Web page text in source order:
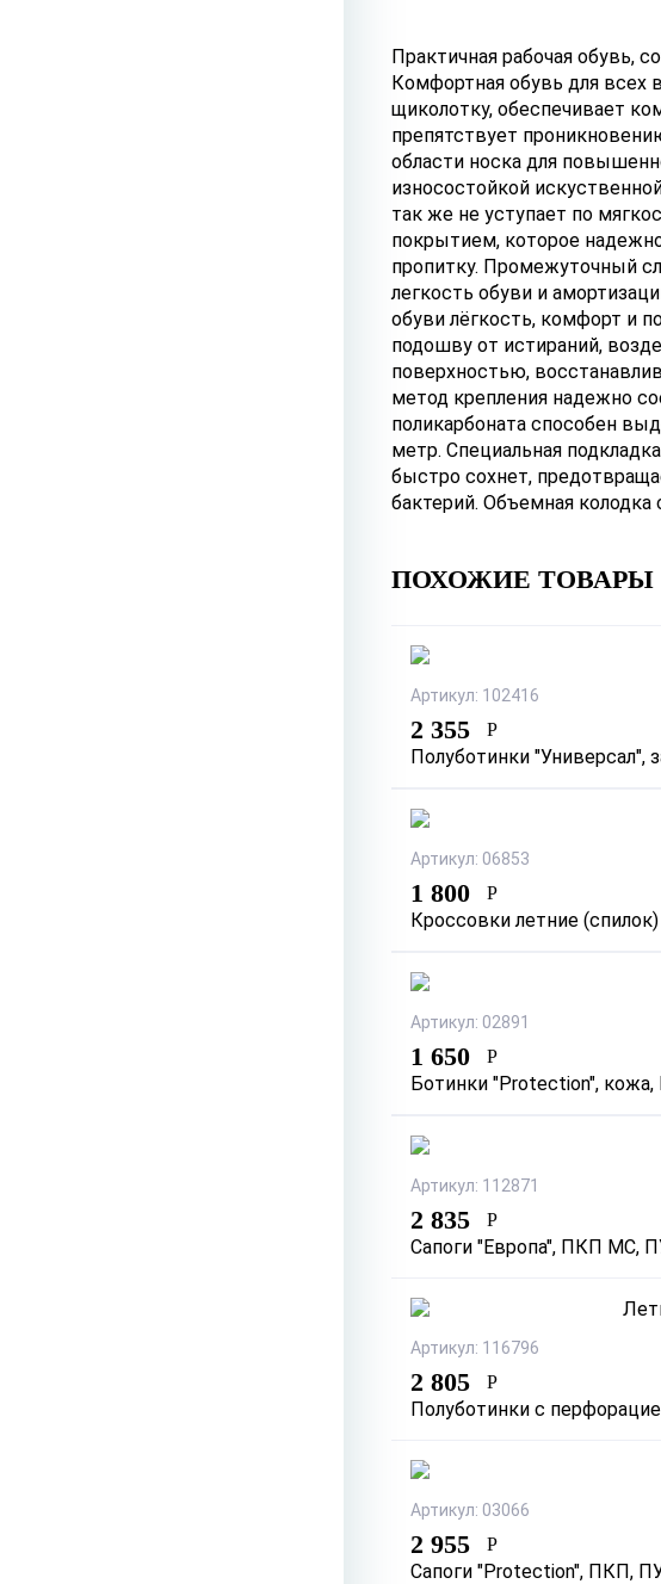
Практичная рабочая обувь,
Комфортная обувь для всех
щиколотку, обеспечивает
препятствует
области носка для
износостойкой
так же не уступает по
покрытием, которое
пропитку. Промежуточный
легкость обуви и
обуви лёгкость, комфорт и
подошву от истираний,
поверхностью,
метод крепления надежно
поликарбоната способен
метр. Специальная
быстро сохнет,
бактерий. Объемная
ПОХОЖИЕ ТОВАРЫ
Артикул: 102416
2 355 Р
Полуботинки
Артикул: 06853
1 800 Р
Кроссовки летние (спилок)
Артикул: 02891
1 650 Р
Ботинки "Protection",
Артикул: 112871
2 835 Р
Сапоги "Европа", ПКП МС,
Артикул: 116796
2 805 Р
Полуботинки с
Артикул: 03066
2 955 Р
Сапоги "Protection", ПКП,